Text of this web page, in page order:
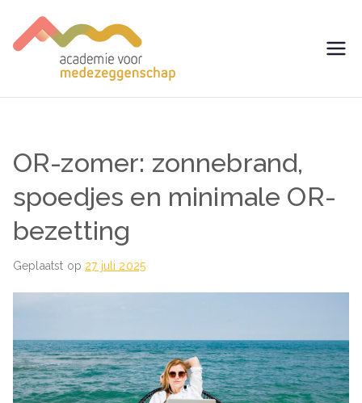
naar
de
voor
Medezegg
OR-zomer: zonnebrand,
spoedjes en minimale OR-
bezetting
Geplaatst op 27 juli 2025